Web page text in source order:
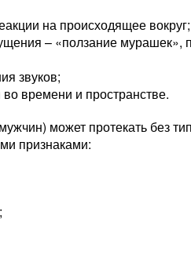
на происходящее вокруг;
– «ползание мурашек»,
звуков;
времени и пространстве.
может протекать без
признаками: